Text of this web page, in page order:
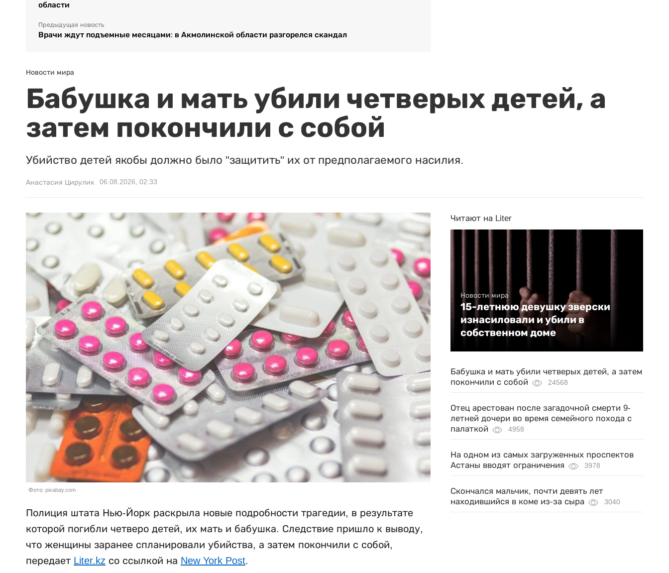
области
Предыдущая новость
Врачи ждут подъемные месяцами: в Акмолинской области разгорелся скандал
Новости мира
Бабушка и мать убили четверых детей, а
затем покончили с собой
Убийство детей якобы должно было "защитить" их от предполагаемого насилия.
Анастасия Цирулик 06.08.2026, 02:33
Фото: pixabay.com
Полиция штата Нью-Йорк раскрыла новые подробности трагедии, в результате
которой погибли четверо детей, их мать и бабушка. Следствие пришло к выводу,
что женщины заранее спланировали убийства, а затем покончили с собой,
передает Liter.kz со ссылкой на New York Post.
Читают на Liter
Новости мира
15-летнюю девушку зверски
изнасиловали и убили в
собственном доме
Бабушка и мать убили четверых детей, а затем
покончили с собой
24568
Отец арестован после загадочной смерти 9-
летней дочери во время семейного похода с
палаткой
4958
На одном из самых загруженных проспектов
Астаны вводят ограничения
3978
Скончался мальчик, почти девять лет
находившийся в коме из-за сыра
3040